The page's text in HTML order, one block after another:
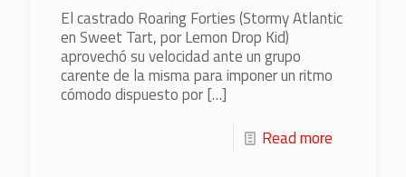
El castrado Roaring Forties (Stormy Atlantic
en Sweet Tart, por Lemon Drop Kid)
aprovechó su velocidad ante un grupo
carente de la misma para imponer un ritmo
cómodo dispuesto por[…]
Read more